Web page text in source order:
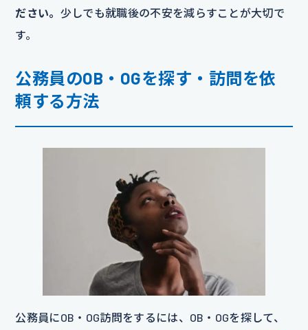
ださい。 少しでも就職後の不安を減らすことが大切で
す。
公務員のOB・OGを探す・訪問を依
頼する方法
公務員にOB・OG訪問をするには、OB・OGを探して、